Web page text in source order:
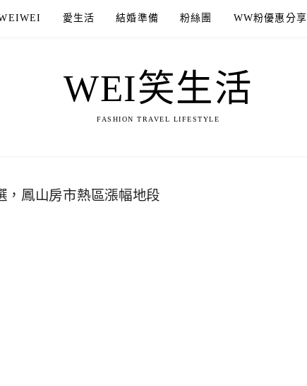
愛生活 結婚準備 粉絲團 WW粉優惠分享
WEI笑生活
FASHION TRAVEL LIFESTYLE
，鳳山房市熱區漲幅地段